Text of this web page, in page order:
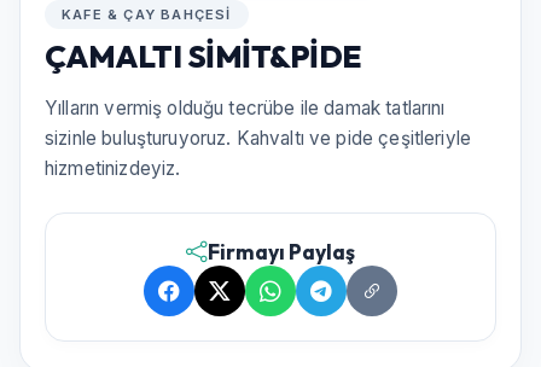
KAFE & ÇAY BAHÇESI
ÇAMALTI SİMİT&PİDE
Yılların vermiş olduğu tecrübe ile damak tatlarını
sizinle buluşturuyoruz. Kahvaltı ve pide çeşitleriyle
hizmetinizdeyiz.
Firmayı Paylaş